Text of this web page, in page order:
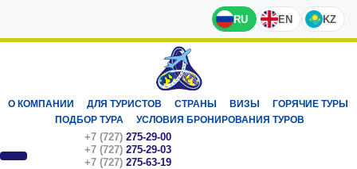
RU EN KZ
О КОМПАНИИ ДЛЯ ТУРИСТОВ СТРАНЫ ВИЗЫ
ГОРЯЧИЕ ТУРЫ
ПОДБОР ТУРА
УСЛОВИЯ БРОНИРОВАНИЯ ТУРОВ
+7 (727) 275-29-00
+7 (727) 275-29-03
+7 (727) 275-63-19